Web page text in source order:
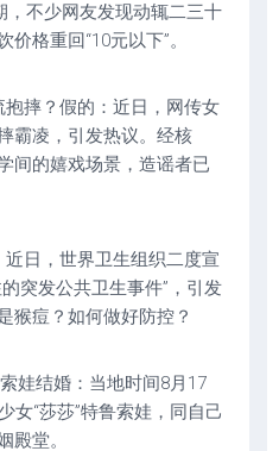
，不少网友发现动辄二三十
格重回“10元以下”。
摔？假的：近日，网传女
霸凌，引发热议。经核
间的嬉戏场景，造谣者已
日，世界卫生组织二度宣
突发公共卫生事件”，引发
猴痘？如何做好防控？
娃结婚：当地时间8月17
女“莎莎”特鲁索娃，同自己
殿堂。